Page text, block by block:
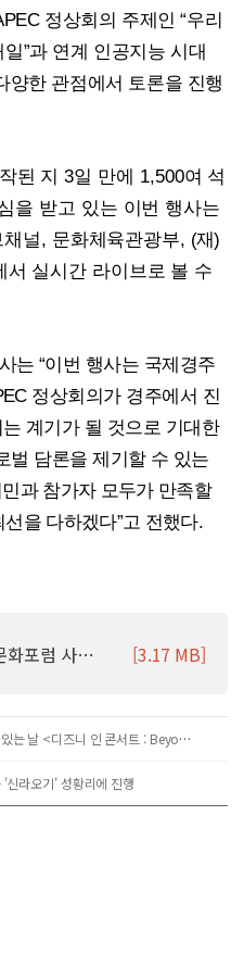
정상회의 주제인“우리
일”과 연계 인공지능 시대
양한 관점에서 토론을 진행
된 지3일 만에 1,500여 석
을 받고 있는 이번 행사는
널, 문화체육관광부, (재)
서 실시간 라이브로 볼 수
는 “이번 행사는 국제경주
정상회의가 경주에서 진
계기가 될 것으로 기대한
벌 담론을 제기할 수 있는
과 참가자 모두가 만족할
선을 다하겠다”고 전했다.
행사 포스터.jpg [3.17 MB]
한수원과 함께하는 문화가 있는 날 <디즈니 인 콘서트 : Beyond The Magic>
신라오기' 성황리에 진행